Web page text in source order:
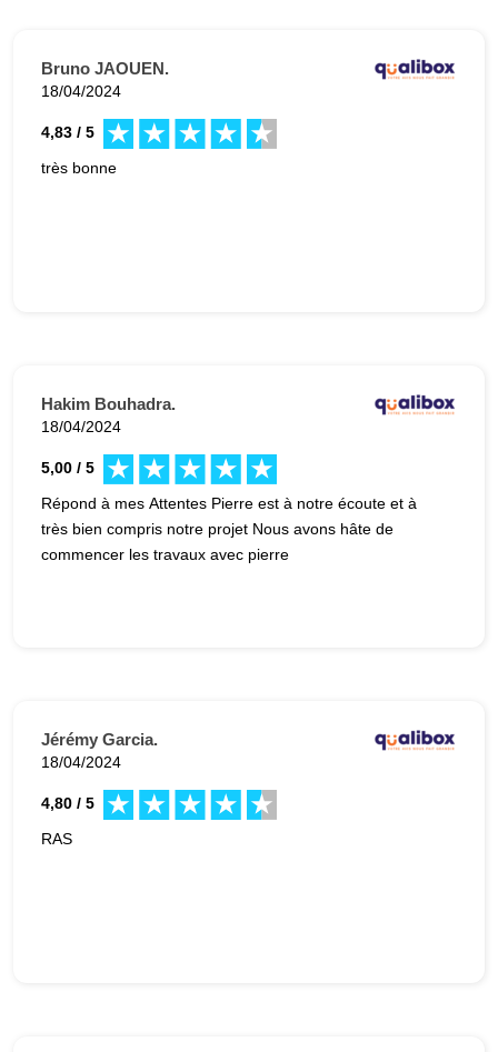
Bruno JAOUEN.
18/04/2024
4,83 / 5
très bonne
Hakim Bouhadra.
18/04/2024
5,00 / 5
Répond à mes Attentes Pierre est à notre écoute et à
très bien compris notre projet Nous avons hâte de
commencer les travaux avec pierre
Jérémy Garcia.
18/04/2024
4,80 / 5
RAS